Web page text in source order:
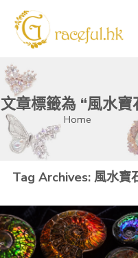
文章標籤為 “風水寶
Home
Tag Archives: 風水寶